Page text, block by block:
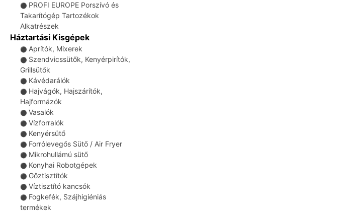
⚫ PROFI EUROPE Porszívó és
Takarítógép Tartozékok
Alkatrészek
Háztartási Kisgépek
⚫ Aprítók, Mixerek
⚫ Szendvicssütők, Kenyérpirítók,
Grillsütők
⚫ Kávédarálók
⚫ Hajvágók, Hajszárítók,
Hajformázók
⚫ Vasalók
⚫ Vízforralók
⚫ Kenyérsütő
⚫ Forrólevegős Sütő / Air Fryer
⚫ Mikrohullámú sütő
⚫ Konyhai Robotgépek
⚫ Gőztisztítók
⚫ Víztisztító kancsók
⚫ Fogkefék, Szájhigiéniás
termékek